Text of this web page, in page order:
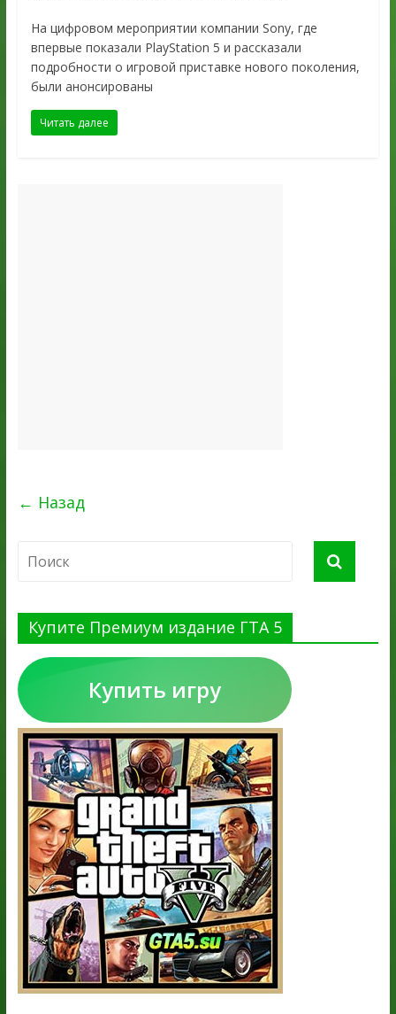
На цифровом мероприятии компании Sony, где
впервые показали PlayStation 5 и рассказали
подробности о игровой приставке нового поколения,
были анонсированы
Читать далее
← Назад
Купите Премиум издание ГТА 5
Купить игру